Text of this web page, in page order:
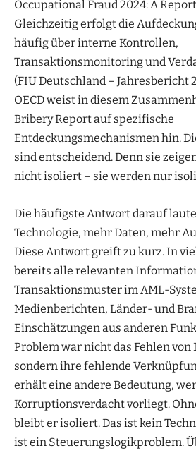
Occupational Fraud 2024: A
Gleichzeitig erfolgt die
häufig über interne Kontrollen,
Transaktionsmonitoring und
(FIU Deutschland – Jahresbericht
OECD weist in diesem
Bribery Report auf spezifische
Entdeckungsmechanismen hin.
sind entscheidend. Denn sie
nicht isoliert – sie werden nur
Die häufigste Antwort darauf
Technologie, mehr Daten, mehr
Diese Antwort greift zu kurz. In
bereits alle relevanten
Transaktionsmuster im AML-
Medienberichten, Länder- und
Einschätzungen aus anderen
Problem war nicht das Fehlen
sondern ihre fehlende
erhält eine andere Bedeutung,
Korruptionsverdacht vorliegt.
bleibt er isoliert. Das ist kein
ist ein Steuerungslogikproblem.